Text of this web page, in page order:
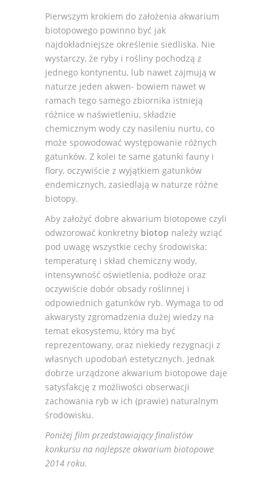
Pierwszym krokiem do założenia akwarium
biotopowego powinno być jak
najdokładniejsze określenie siedliska. Nie
wystarczy, że ryby i rośliny pochodzą z
jednego kontynentu, lub nawet zajmują w
naturze jeden akwen- bowiem nawet w
ramach tego samego zbiornika istnieją
różnice w naświetleniu, składzie
chemicznym wody czy nasileniu nurtu, co
może spowodować występowanie różnych
gatunków. Z kolei te same gatunki fauny i
flory, oczywiście z wyjątkiem gatunków
endemicznych, zasiedlają w naturze różne
biotopy.
Aby założyć dobre akwarium biotopowe czyli
odwzorować konkretny biotop należy wziąć
pod uwagę wszystkie cechy środowiska:
temperaturę i skład chemiczny wody,
intensywność oświetlenia, podłoże oraz
oczywiście dobór obsady roślinnej i
odpowiednich gatunków ryb. Wymaga to od
akwarysty zgromadzenia dużej wiedzy na
temat ekosystemu, który ma być
reprezentowany, oraz niekiedy rezygnacji z
własnych upodobań estetycznych. Jednak
dobrze urządzone akwarium biotopowe daje
satysfakcję z możliwości obserwacji
zachowania ryb w ich (prawie) naturalnym
środowisku.
Poniżej film przedstawiający finalistów
konkursu na najlepsze akwarium biotopowe
2014 roku.